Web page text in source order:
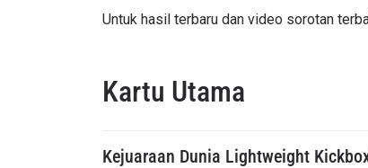
Untuk hasil terbaru dan video sorotan
Kartu Utama
Kejuaraan Dunia Lightweight